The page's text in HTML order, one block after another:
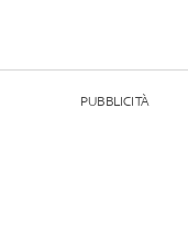
PUBBLICITÀ